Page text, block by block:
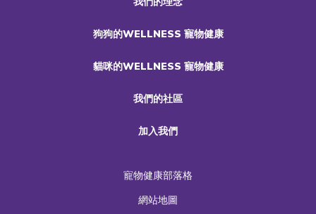
狗狗的WELLNESS 寵物健康
貓咪的WELLNESS 寵物健康
我們的社區
加入我們
寵物健康部落格
網站地圖